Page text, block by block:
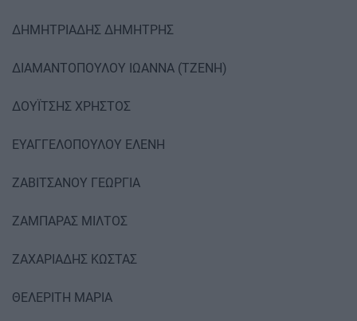
ΔΗΜΗΤΡΙΑΔΗΣ ΔΗΜΗΤΡΗΣ
ΔΙΑΜΑΝΤΟΠΟΥΛΟΥ ΙΩΑΝΝΑ (ΤΖΕΝΗ)
ΔΟΥΪΤΣΗΣ ΧΡΗΣΤΟΣ
ΕΥΑΓΓΕΛΟΠΟΥΛΟΥ ΕΛΕΝΗ
ΖΑΒΙΤΣΑΝΟΥ ΓΕΩΡΓΙΑ
ΖΑΜΠΑΡΑΣ ΜΙΛΤΟΣ
ΖΑΧΑΡΙΑΔΗΣ ΚΩΣΤΑΣ
ΘΕΛΕΡΙΤΗ ΜΑΡΙΑ